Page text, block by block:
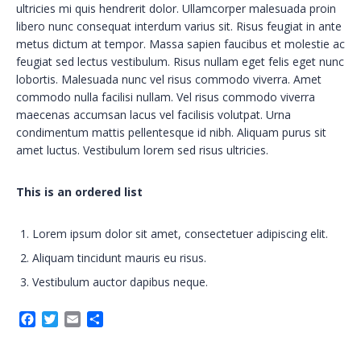
ultricies mi quis hendrerit dolor. Ullamcorper malesuada proin
libero nunc consequat interdum varius sit. Risus feugiat in ante
metus dictum at tempor. Massa sapien faucibus et molestie ac
feugiat sed lectus vestibulum. Risus nullam eget felis eget nunc
lobortis. Malesuada nunc vel risus commodo viverra. Amet
commodo nulla facilisi nullam. Vel risus commodo viverra
maecenas accumsan lacus vel facilisis volutpat. Urna
condimentum mattis pellentesque id nibh. Aliquam purus sit
amet luctus. Vestibulum lorem sed risus ultricies.
This is an ordered list
Lorem ipsum dolor sit amet, consectetuer adipiscing elit.
Aliquam tincidunt mauris eu risus.
Vestibulum auctor dapibus neque.
Facebook
Twitter
Email